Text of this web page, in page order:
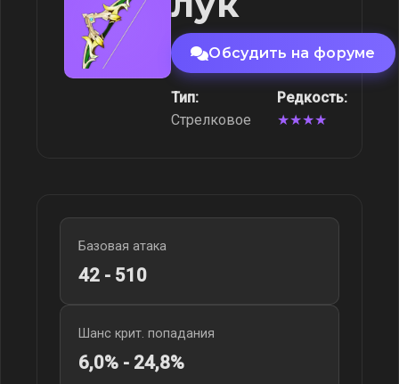
Обсудить на форуме
Тип:
Стрелковое
Редкость:
★★★★
Базовая атака
42 - 510
Шанс крит. попадания
6,0% - 24,8%